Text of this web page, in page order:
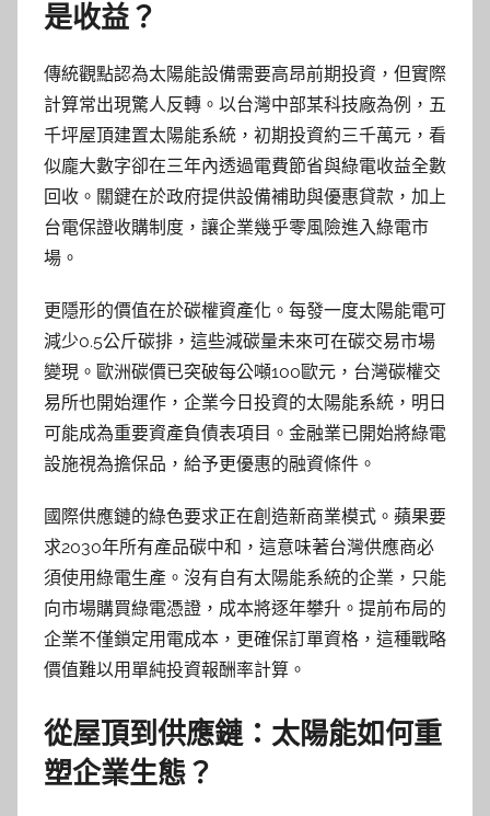
是收益？
傳統觀點認為太陽能設備需要高昂前期投資，但實際
計算常出現驚人反轉。以台灣中部某科技廠為例，五
千坪屋頂建置太陽能系統，初期投資約三千萬元，看
似龐大數字卻在三年內透過電費節省與綠電收益全數
回收。關鍵在於政府提供設備補助與優惠貸款，加上
台電保證收購制度，讓企業幾乎零風險進入綠電市
場。
更隱形的價值在於碳權資產化。每發一度太陽能電可
減少0.5公斤碳排，這些減碳量未來可在碳交易市場
變現。歐洲碳價已突破每公噸100歐元，台灣碳權交
易所也開始運作，企業今日投資的太陽能系統，明日
可能成為重要資產負債表項目。金融業已開始將綠電
設施視為擔保品，給予更優惠的融資條件。
國際供應鏈的綠色要求正在創造新商業模式。蘋果要
求2030年所有產品碳中和，這意味著台灣供應商必
須使用綠電生產。沒有自有太陽能系統的企業，只能
向市場購買綠電憑證，成本將逐年攀升。提前布局的
企業不僅鎖定用電成本，更確保訂單資格，這種戰略
價值難以用單純投資報酬率計算。
從屋頂到供應鏈：太陽能如何重
塑企業生態？